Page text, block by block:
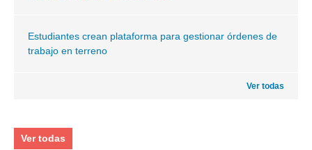
Estudiantes crean plataforma para gestionar órdenes de
trabajo en terreno
Ver todas
Ver todas